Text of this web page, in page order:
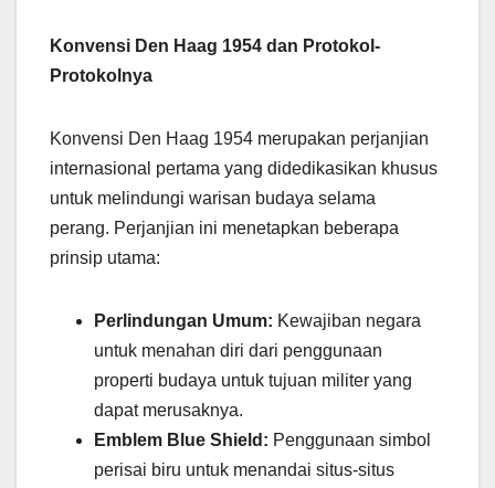
Konvensi Den Haag 1954 dan Protokol-
Protokolnya
Konvensi Den Haag 1954 merupakan perjanjian
internasional pertama yang didedikasikan khusus
untuk melindungi warisan budaya selama
perang. Perjanjian ini menetapkan beberapa
prinsip utama:
Perlindungan Umum: Kewajiban negara
untuk menahan diri dari penggunaan
properti budaya untuk tujuan militer yang
dapat merusaknya.
Emblem Blue Shield: Penggunaan simbol
perisai biru untuk menandai situs-situs